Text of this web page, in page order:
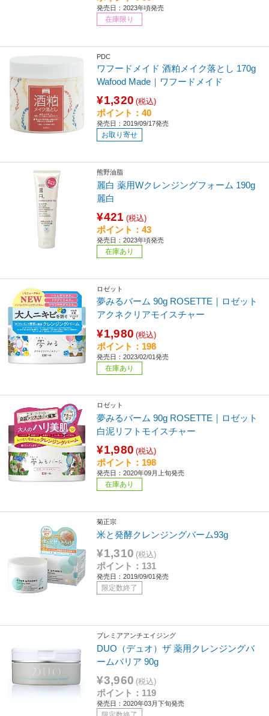
発売日：2023年頃発売
在庫限り
PDC
ワフードメイド 酒粕メイク落とし 170g
Wafood Made｜ワフードメイド
¥1,320 (税込)
ポイント：40
発売日：2019/09/17発売
お取り寄せ
熊野油脂
麗白 薬用Wクレンジングフォーム 190g
麗白
¥421 (税込)
ポイント：43
発売日：2023年頃発売
在庫あり
ロゼット
夢みるバーム 90g ROSETTE｜ロゼット
アクネクリアモイスチャー
¥1,980 (税込)
ポイント：198
発売日：2023/02/01発売
在庫あり
ロゼット
夢みるバーム 90g ROSETTE｜ロゼット
白泥リフトモイスチャー
¥1,980 (税込)
ポイント：198
発売日：2020年09月上旬発売
在庫あり
菊正宗
米と発酵クレンジングバーム93g
¥1,310 (税込)
ポイント：131
発売日：2019/09/01発売
限定数終了
プレミアアンチエイジング
DUO（デュオ）ザ 薬用クレンジングバ
ームバリア 90g
¥3,960 (税込)
ポイント：119
発売日：2020年03月下旬発売